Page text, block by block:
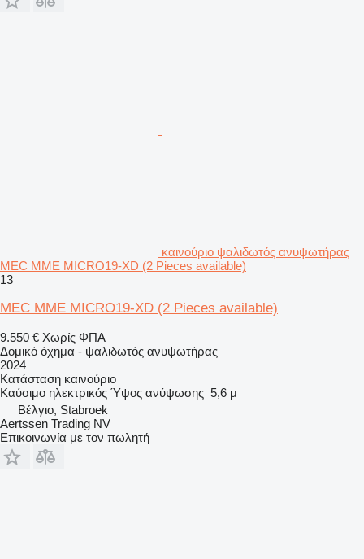
καινούριο ψαλιδωτός ανυψωτήρας
MEC MME MICRO19-XD (2 Pieces available)
13
MEC MME MICRO19-XD (2 Pieces available)
9.550 € Χωρίς ΦΠΑ
Δομικό όχημα - ψαλιδωτός ανυψωτήρας
2024
Κατάσταση καινούριο
Καύσιμο ηλεκτρικός Ύψος ανύψωσης 5,6 μ
Βέλγιο, Stabroek
Aertssen Trading NV
Επικοινωνία με τον πωλητή